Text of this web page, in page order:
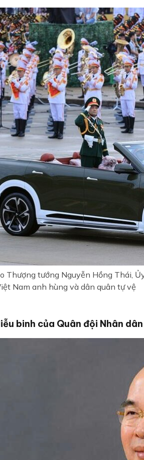
Thượng tướng Nguyễn Hồng Thái,
Nam anh hùng và dân quân tự vệ
binh của Quân đội Nhân